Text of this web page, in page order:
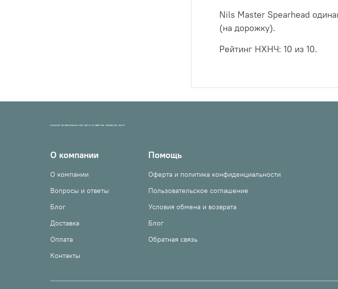
Nils Master Spearhead
(на дорожку).
Рейтинг НХНЧ: 10 из 10.
МАГАЗИН ПРОВЕРЕННЫХ СНАСТЕЙ И УЛОВИСТЫХ ПРИМАНОК НХНЧ!
О компании
О компании
Вопросы и ответы
Блог
Доставка
Оплата
Контакты
Помощь
Оферта и политика конфиденциальности
Пользовательское соглашение
Условия обмена и возврата
Блог
Обратная связь